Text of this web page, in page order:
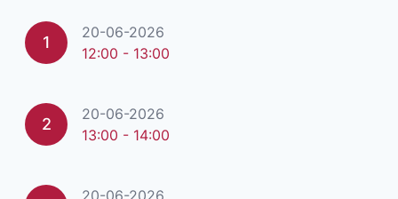
1
20-06-2026
12:00 - 13:00
2
20-06-2026
13:00 - 14:00
20-06-2026